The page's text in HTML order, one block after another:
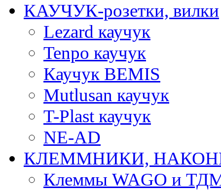
КАУЧУК-розетки, вилки
Lezard каучук
Tenpo каучук
Каучук BEMIS
Mutlusan каучук
T-Plast каучук
NE-AD
КЛЕММНИКИ,
Клеммы WAGO и